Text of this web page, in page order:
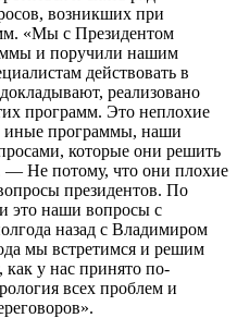
возникших при
«Мы с Президентом
и поручили нашим
действовать в
реализовано
программ. Это неплохие
иные программы, наши
которые они решить
— Не потому, что они плохие
президентов. По
это наши вопросы с
назад с Владимиром
мы встретимся и решим
у нас принято по-
всех проблем и